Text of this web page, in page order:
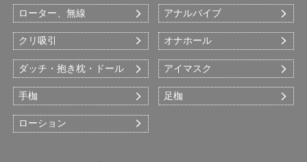
ローター、無線 アナルバイブ
クリ吸引 オナホール
ダッチ・抱き枕・ドール アイマスク
手枷 足枷
ローション